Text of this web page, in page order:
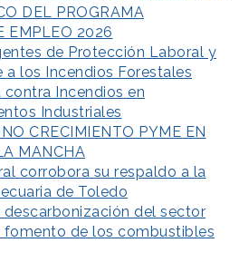
DEL PROGRAMA
EMPLEO 2026
de Protección Laboral y
a los Incendios Forestales
contra Incendios en
Industriales
CRECIMIENTO PYME EN
MANCHA
corrobora su respaldo a la
de Toledo
descarbonización del sector
de los combustibles